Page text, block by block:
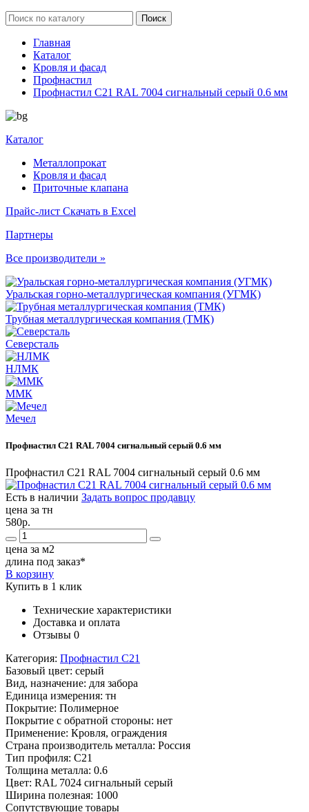
Главная
Каталог
Кровля и фасад
Профнастил
Профнастил С21 RAL 7004 сигнальный серый 0.6 мм
Каталог
Металлопрокат
Кровля и фасад
Приточные клапана
Прайс-лист Скачать в Excel
Партнеры
Все производители »
Уральская горно-металлургическая компания (УГМК)
Трубная металлургическая компания (ТМК)
Северсталь
НЛМК
ММК
Мечел
Профнастил С21 RAL 7004 сигнальный серый 0.6 мм
Профнастил С21 RAL 7004 сигнальный серый 0.6 мм
Есть в наличии Задать вопрос продавцу
цена за тн
580р.
цена за м2
длина под заказ*
В корзину
Купить в 1 клик
Технические характеристики
Доставка и оплата
Отзывы 0
Категория: Профнастил С21
Базовый цвет: серый
Вид, назначение: для забора
Единица измерения: тн
Покрытие: Полимерное
Покрытие с обратной стороны: нет
Применение: Кровля, ограждения
Страна производитель металла: Россия
Тип профиля: С21
Толщина металла: 0.6
Цвет: RAL 7024 сигнальный серый
Ширина полезная: 1000
Сопутствующие товары